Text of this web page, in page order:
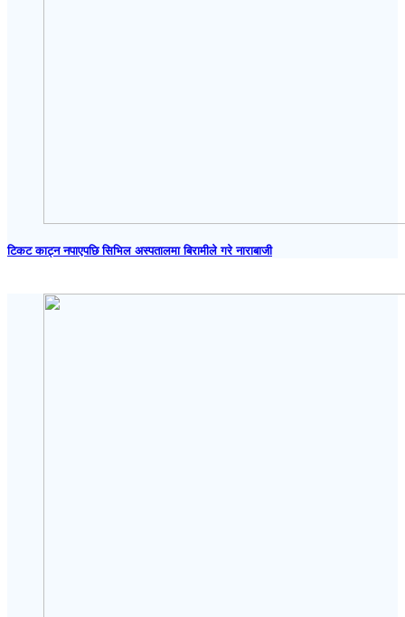
टिकट काट्न नपाएपछि सिभिल अस्पतालमा बिरामीले गरे नाराबाजी